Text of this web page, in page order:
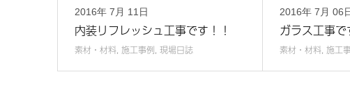
2016年 7月 11日
内装リフレッシュ工事です！！
素材・材料, 施工事例, 現場日誌
2016年 7月 06
ガラス工事で
素材・材料, 施工